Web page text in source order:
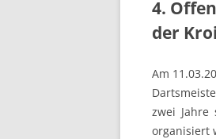
4.
der
Am
zwei Jahre
organisiert